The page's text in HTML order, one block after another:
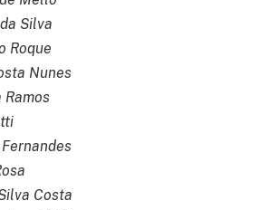
Silva
Roque
Nunes
Costa